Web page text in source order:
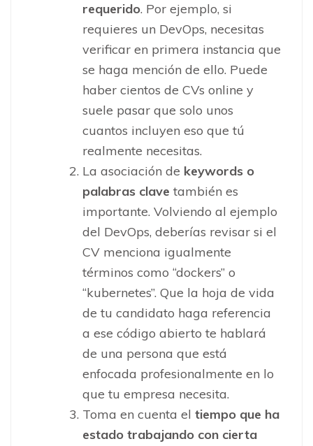
requerido. Por ejemplo, si
requieres un DevOps, necesitas
verificar en primera instancia que
se haga mención de ello. Puede
haber cientos de CVs online y
suele pasar que solo unos
cuantos incluyen eso que tú
realmente necesitas.
La asociación de keywords o
palabras clave también es
importante. Volviendo al ejemplo
del DevOps, deberías revisar si el
CV menciona igualmente
términos como “dockers” o
“kubernetes”. Que la hoja de vida
de tu candidato haga referencia
a ese código abierto te hablará
de una persona que está
enfocada profesionalmente en lo
que tu empresa necesita.
Toma en cuenta el tiempo que ha
estado trabajando con cierta